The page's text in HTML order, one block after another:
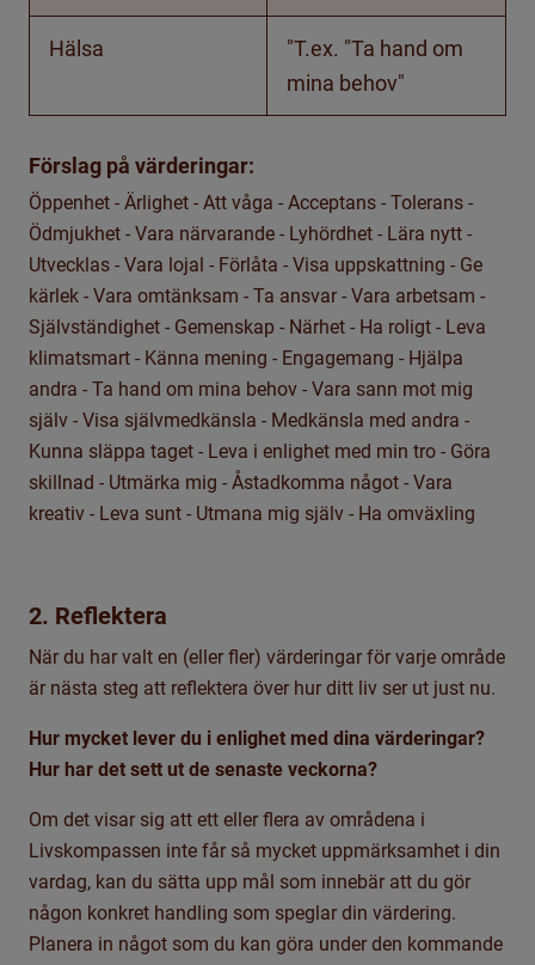
Hälsa
"T.ex. "Ta hand om
mina behov"
Förslag på värderingar:
Öppenhet - Ärlighet - Att våga - Acceptans - Tolerans -
Ödmjukhet - Vara närvarande - Lyhördhet - Lära nytt -
Utvecklas - Vara lojal - Förlåta - Visa uppskattning - Ge
kärlek - Vara omtänksam - Ta ansvar - Vara arbetsam -
Självständighet - Gemenskap - Närhet - Ha roligt - Leva
klimatsmart - Känna mening - Engagemang - Hjälpa
andra - Ta hand om mina behov - Vara sann mot mig
själv - Visa självmedkänsla - Medkänsla med andra -
Kunna släppa taget - Leva i enlighet med min tro - Göra
skillnad - Utmärka mig - Åstadkomma något - Vara
kreativ - Leva sunt - Utmana mig själv - Ha omväxling
2. Reflektera
När du har valt en (eller fler) värderingar för varje område
är nästa steg att reflektera över hur ditt liv ser ut just nu.
Hur mycket lever du i enlighet med dina värderingar?
Hur har det sett ut de senaste veckorna?
Om det visar sig att ett eller flera av områdena i
Livskompassen inte får så mycket uppmärksamhet i din
vardag, kan du sätta upp mål som innebär att du gör
någon konkret handling som speglar din värdering.
Planera in något som du kan göra under den kommande